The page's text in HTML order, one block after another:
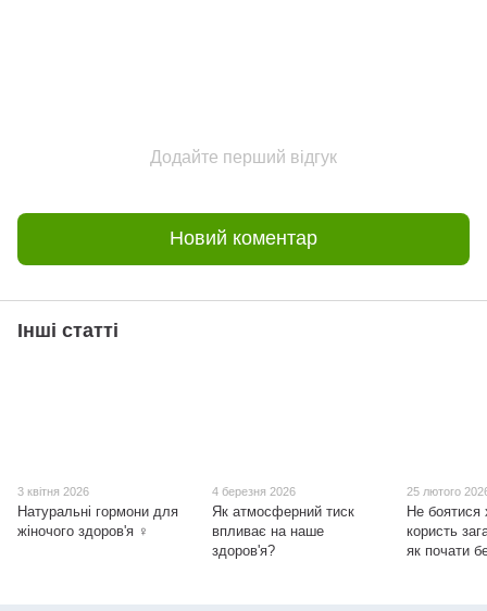
Додайте перший відгук
Новий коментар
Інші статті
3 квітня 2026
Натуральні гормони для
жіночого здоров'я ♀
4 березня 2026
Як атмосферний тиск
впливає на наше
здоров'я?
25 лютого
Не боятися
користь
як почати